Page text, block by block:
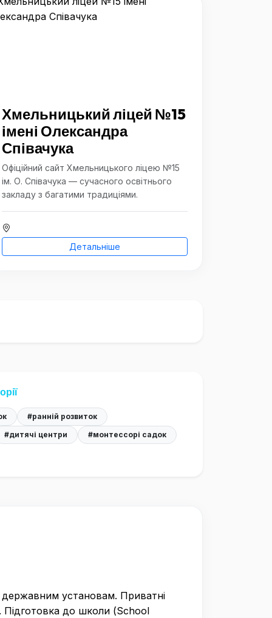
Хмельницький ліцей №15
імені Олександра
Співачука
Офіційний сайт Хмельницького ліцею №15
ім. О. Співачука — сучасного освітнього
закладу з багатими традиціями.
Детальніше
#ранній розвиток
#дитячі центри
#монтессорі садок
державним установам. Приватні
Підготовка до школи (School